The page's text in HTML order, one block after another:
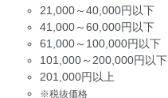
21,000～40,000円以下
41,000～60,000円以下
61,000～100,000円以下
101,000～200,000円以下
201,000円以上
※税抜価格